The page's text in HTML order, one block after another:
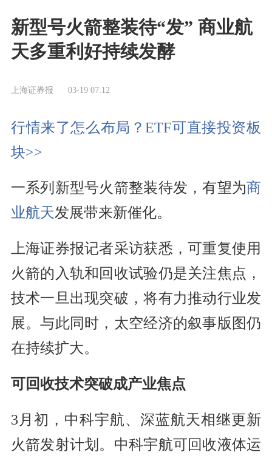
新型号火箭整装待“发” 商业航
天多重利好持续发酵
上海证券报 03-19 07:12
行情来了怎么布局？ETF可直接投资板
块>>
一系列新型号火箭整装待发，有望为商
业航天发展带来新催化。
上海证券报记者采访获悉，可重复使用
火箭的入轨和回收试验仍是关注焦点，
技术一旦出现突破，将有力推动行业发
展。与此同时，太空经济的叙事版图仍
在持续扩大。
可回收技术突破成产业焦点
3月初，中科宇航、深蓝航天相继更新
火箭发射计划。中科宇航可回收液体运